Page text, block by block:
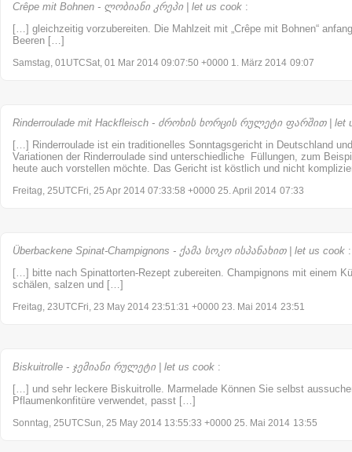
Crêpe mit Bohnen - ლობიანი კრეპი | let us cook :
[…] gleichzeitig vorzubereiten. Die Mahlzeit mit „Crêpe mit Bohnen“
Beeren […]
Samstag, 01UTCSat, 01 Mar 2014 09:07:50 +0000 1. März 2014 09:07
Rinderroulade mit Hackfleisch - ძროხის ხორცის რულეტი ფარშით | let
[…] Rinderroulade ist ein traditionelles Sonntagsgericht in Deutschland
Variationen der Rinderroulade sind unterschiedliche Füllungen, zum
heute auch vorstellen möchte. Das Gericht ist köstlich und nicht
Freitag, 25UTCFri, 25 Apr 2014 07:33:58 +0000 25. April 2014 07:33
Überbackene Spinat-Champignons - ქამა სოკო ისპანახით | let us cook :
[…] bitte nach Spinattorten-Rezept zubereiten. Champignons mit einem
schälen, salzen und […]
Freitag, 23UTCFri, 23 May 2014 23:51:31 +0000 23. Mai 2014 23:51
Biskuitrolle - ჯემიანი რულეტი | let us cook :
[…] und sehr leckere Biskuitrolle. Marmelade Können Sie selbst
Pflaumenkonfitüre verwendet, passt […]
Sonntag, 25UTCSun, 25 May 2014 13:55:33 +0000 25. Mai 2014 13:55